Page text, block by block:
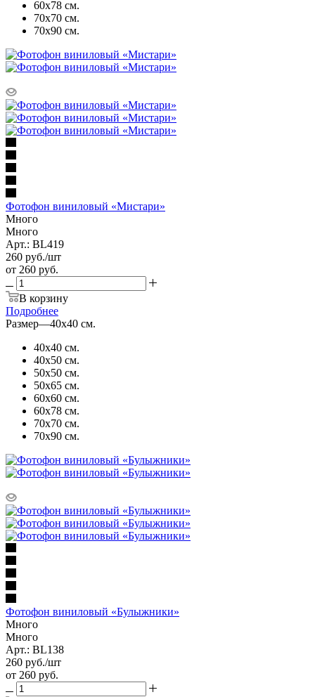
60х78 см.
70х70 см.
70х90 см.
Фотофон виниловый «Мистари»
Много
Много
Арт.: BL419
260 руб./шт
от 260 руб.
В корзину
Подробнее
Размер—40х40 см.
40х40 см.
40х50 см.
50х50 см.
50х65 см.
60х60 см.
60х78 см.
70х70 см.
70х90 см.
Фотофон виниловый «Булыжники»
Много
Много
Арт.: BL138
260 руб./шт
от 260 руб.